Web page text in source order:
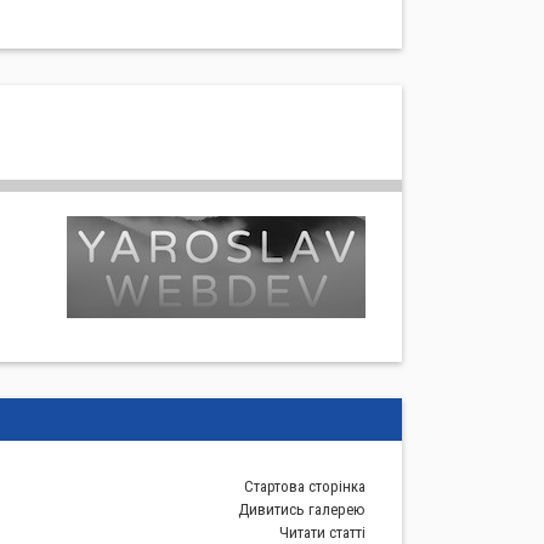
Стартова сторiнка
Дивитись галерею
Читати статті